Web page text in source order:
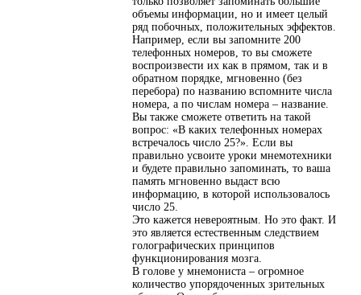
объемы информации, но и имеет целый
ряд побочных, положительных эффектов.
Например, если вы запомните 200
телефонных номеров, то вы сможете
воспроизвести их как в прямом, так и в
обратном порядке, мгновенно (без
перебора) по названию вспомните числа
номера, а по числам номера – название.
Вы также сможете ответить на такой
вопрос: «В каких телефонных номерах
встречалось число 25?». Если вы
правильно усвоите уроки мнемотехники
и будете правильно запоминать, то ваша
память мгновенно выдаст всю
информацию, в которой использовалось
число 25.
Это кажется невероятным. Но это факт. И
это является естественным следствием
голографических принципов
функционирования мозга.
В голове у мнемониста – огромное
количество упорядоченных зрительных